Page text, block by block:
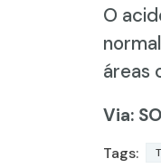
O
áreas
Via:
Tags: